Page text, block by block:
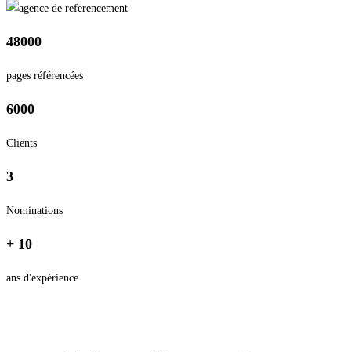
48000
pages référencées
6000
Clients
3
Nominations
+ 10
ans d'expérience